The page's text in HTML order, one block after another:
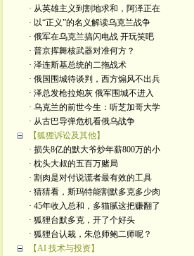
· 从英雄主义到割地求和，阿泽正在
· 以“正义”的名义解读乌克兰战争
· 俄军在乌克兰搞闪电战 开玩笑吧
· 普京挥舞核武器对准何方？
· 泽连斯基总统的二拖战术
· 俄国围城待谈判，西方煽风不出兵
· 泽总发枪拉炮灰 俄军围城不进入
· 乌克兰的前世今生：听芝加哥大学
· 从古巴导弹危机看俄乌战争
【狐狸诉讼及其他】
· 损失8亿的默大爷炒年薪800万的小
· 枕头大叔的五百万赌局
· 割肉是对付说谎者最有效的工具
· 猜猜看，斯玛特能割默多克多少肉
· 45年收入总和，多猫腻这把赚翻了
· 狐狸台默多克，开了个好头
· 狐狸台认栽，朱总师鲍二师呢？
【AI 技术与投资】